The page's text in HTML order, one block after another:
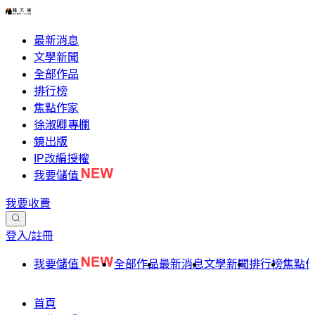
最新消息
文學新聞
全部作品
排行榜
焦點作家
徐淑卿專欄
鏡出版
IP改編授權
我要儲值
我要收費
登入/註冊
我要儲值 全部作品最新消息文學新聞排行榜焦點
首頁